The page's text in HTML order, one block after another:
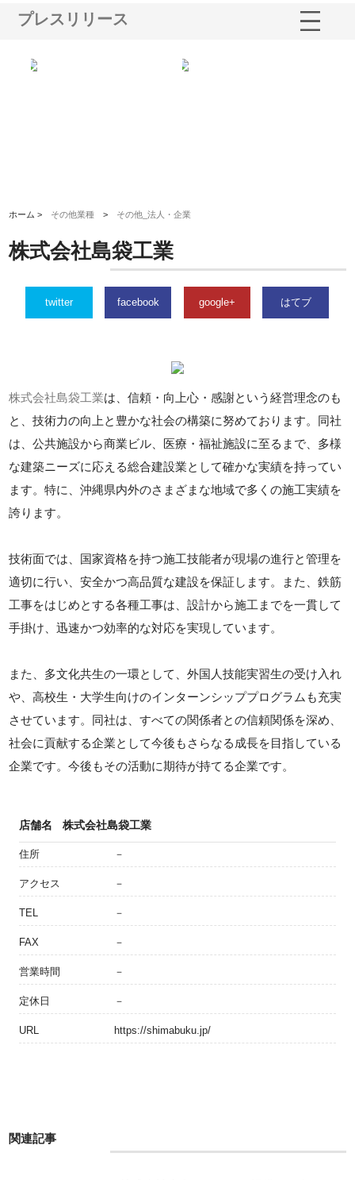
プレスリリース
ホーム > その他業種 > その他_法人・企業
株式会社島袋工業
twitter facebook google+ はてブ
株式会社島袋工業は、信頼・向上心・感謝という経営理念のも
と、技術力の向上と豊かな社会の構築に努めております。同社
は、公共施設から商業ビル、医療・福祉施設に至るまで、多様
な建築ニーズに応える総合建設業として確かな実績を持ってい
ます。特に、沖縄県内外のさまざまな地域で多くの施工実績を
誇ります。
技術面では、国家資格を持つ施工技能者が現場の進行と管理を
適切に行い、安全かつ高品質な建設を保証します。また、鉄筋
工事をはじめとする各種工事は、設計から施工までを一貫して
手掛け、迅速かつ効率的な対応を実現しています。
また、多文化共生の一環として、外国人技能実習生の受け入れ
や、高校生・大学生向けのインターンシッププログラムも充実
させています。同社は、すべての関係者との信頼関係を深め、
社会に貢献する企業として今後もさらなる成長を目指している
企業です。今後もその活動に期待が持てる企業です。
店舗名 株式会社島袋工業
住所 －
アクセス －
TEL －
FAX －
営業時間 －
定休日 －
URL https://shimabuku.jp/
関連記事